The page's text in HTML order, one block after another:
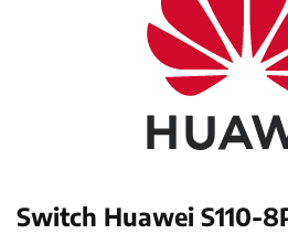
Switch Huawei S110-